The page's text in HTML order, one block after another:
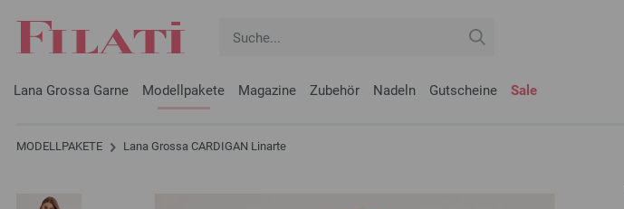
Lana Grossa Garne Modellpakete Magazine Zubehör Nadeln Gutscheine Sale
MODELLPAKETE Lana Grossa CARDIGAN Linarte